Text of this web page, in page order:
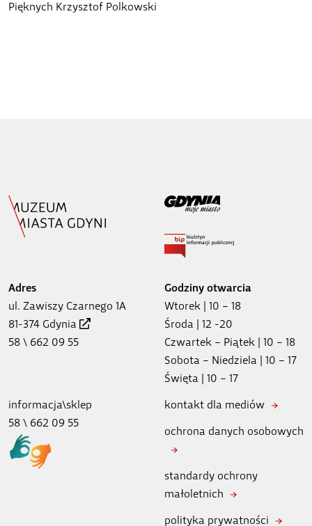
Pięknych Krzysztof Polkowski
Adres
ul. Zawiszy Czarnego 1A
81-374 Gdynia
58 \ 662 09 55
Godziny otwarcia
Wtorek | 10 – 18
Środa | 12 -20
Czwartek – Piątek | 10 – 18
Sobota – Niedziela | 10 – 17
Święta | 10 – 17
informacja\sklep
58 \ 662 09 55
kontakt dla mediów
ochrona danych osobowych
standardy ochrony
małoletnich
polityka prywatności